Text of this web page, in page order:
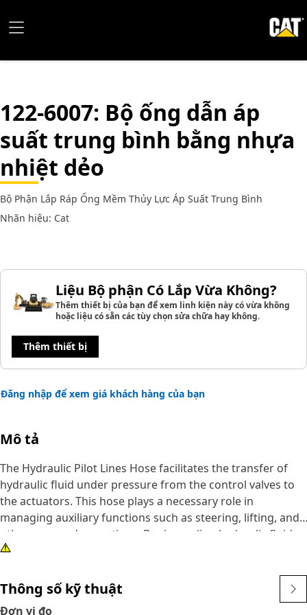
122-6007: Bộ ống dẫn áp
suất trung bình bằng nhựa
nhiệt dẻo
Bộ Phận Lắp Ráp Ống Mềm Thủy Lực Áp Suất Trung Bình
Nhãn hiệu: Cat
Liệu Bộ phận Có Lắp Vừa Không?
Thêm thiết bị của bạn để xem linh kiện này có vừa không
hoặc liệu có sẵn các tùy chọn sửa chữa hay không.
Thêm thiết bị
Đăng nhập để xem giá khách hàng của bạn
Mô tả
The Hydraulic Pilot Lines Hose facilitates the transfer of
hydraulic fluid under pressure from the control valves to
the actuators. This hose plays a necessary role in
managing auxiliary functions such as steering, lifting, and
other powered operations. By channeling hydraulic fluid
effectively, it ensures smooth and responsive control of
performance.
Thông số kỹ thuật
Đơn vị đo